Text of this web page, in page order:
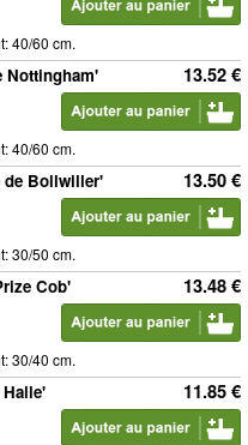
40/60 cm.
13.52 €
Nottingham'
40/60 cm.
13.50 €
de Bollwiller'
30/50 cm.
13.48 €
Cob'
30/40 cm.
11.85 €